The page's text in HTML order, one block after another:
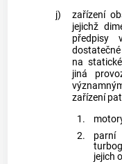
j)
zařízení
jejichž
předpisy
na
jiná
zařízení
1.
2.
parní
jejich